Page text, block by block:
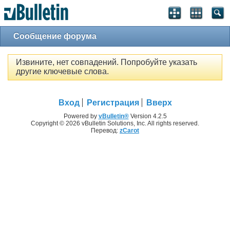
Сообщение форума
Извините, нет совпадений. Попробуйте указать
другие ключевые слова.
Вход Регистрация Вверх
Powered by vBulletin®Version 4.2.5
Copyright © 2026 vBulletin Solutions, Inc. All rights reserved.
Перевод: zCarot